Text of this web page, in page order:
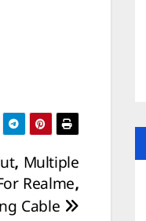
Multiple
Realme,
Cable